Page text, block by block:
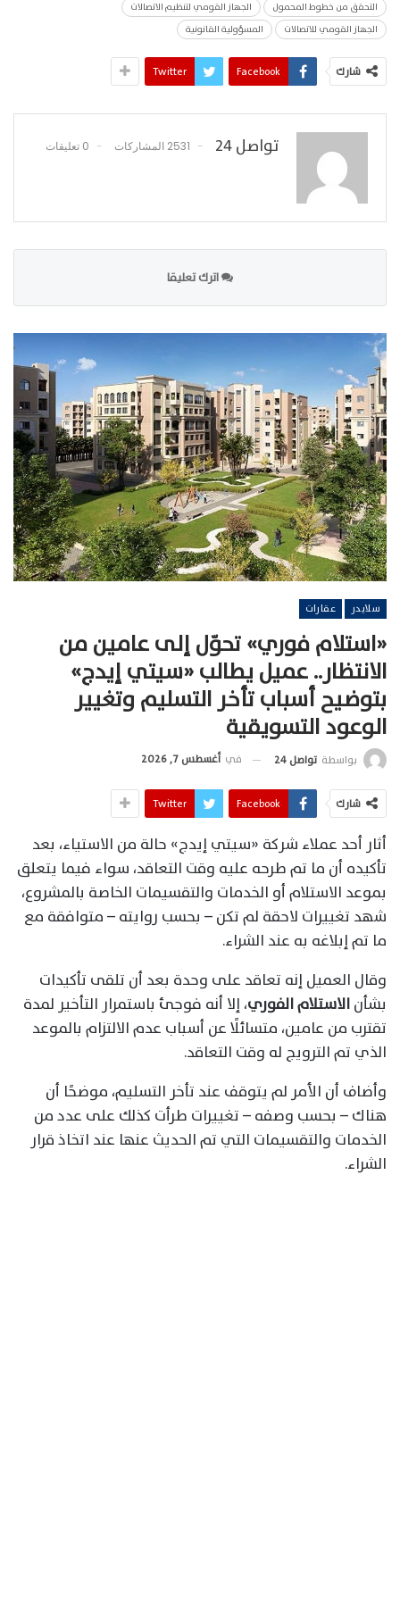
التحقق من خطوط المحمول
الجهاز القومي لتنظيم الاتصالات
الجهاز القومي للاتصالات
المسؤولية القانونية
شارك Facebook
Twitter
تواصل 24 2531 المشاركات 0 تعليقات
اترك تعليقا
سلايدر عقارات
«استلام فوري» تحوّل إلى عامين من
الانتظار.. عميل يطالب «سيتي إيدج»
بتوضيح أسباب تأخر التسليم وتغيير
الوعود التسويقية
بواسطة تواصل 24 في أغسطس 7, 2026
شارك Facebook
Twitter
أثار أحد عملاء شركة «سيتي إيدج» حالة من الاستياء، بعد
تأكيده أن ما تم طرحه عليه وقت التعاقد، سواء فيما يتعلق
بموعد الاستلام أو الخدمات والتقسيمات الخاصة بالمشروع،
شهد تغييرات لاحقة لم تكن – بحسب روايته – متوافقة مع
ما تم إبلاغه به عند الشراء.
وقال العميل إنه تعاقد على وحدة بعد أن تلقى تأكيدات
بشأنالاستلام الفوري، إلا أنه فوجئ باستمرار التأخير لمدة
تقترب من عامين، متسائلًا عن أسباب عدم الالتزام بالموعد
الذي تم الترويج له وقت التعاقد.
وأضاف أن الأمر لم يتوقف عند تأخر التسليم، موضحًا أن
هناك – بحسب وصفه – تغييرات طرأت كذلك على عدد من
الخدمات والتقسيمات التي تم الحديث عنها عند اتخاذ قرار
الشراء.